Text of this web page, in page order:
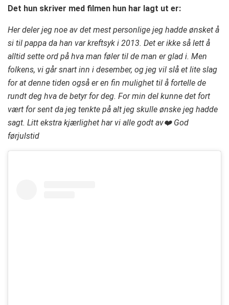
Det hun skriver med filmen hun har lagt ut er:
Her deler jeg noe av det mest personlige jeg hadde ønsket å
si til pappa da han var kreftsyk i 2013. Det er ikke så lett å
alltid sette ord på hva man føler til de man er glad i. Men
folkens, vi går snart inn i desember, og jeg vil slå et lite slag
for at denne tiden også er en fin mulighet til å fortelle de
rundt deg hva de betyr for deg. For min del kunne det fort
vært for sent da jeg tenkte på alt jeg skulle ønske jeg hadde
sagt. Litt ekstra kjærlighet har vi alle godt av❤️ God
førjulstid